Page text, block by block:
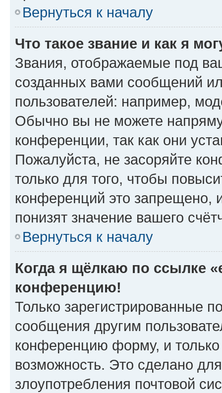
Вернуться к началу
Что такое звание и как я
Звания, отображаемые под
созданных вами сообщений
пользователей: например,
Обычно вы не можете
конференции, так как они
Пожалуйста, не засоряйте
только для того, чтобы
конференций это запрещено,
понизят значение вашего
Вернуться к началу
Когда я щёлкаю по ссылке
конференцию!
Только зарегистрированные
сообщения другим
конференцию форму, и
возможность. Это сделано
злоупотребления почтовой